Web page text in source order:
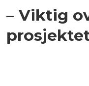
– Viktig